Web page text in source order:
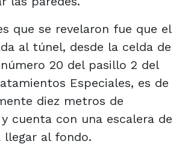
que se revelaron fue que el
al túnel, desde la celda de
20 del pasillo 2 del
Especiales, es de
diez metros de
cuenta con una escalera de
llegar al fondo.